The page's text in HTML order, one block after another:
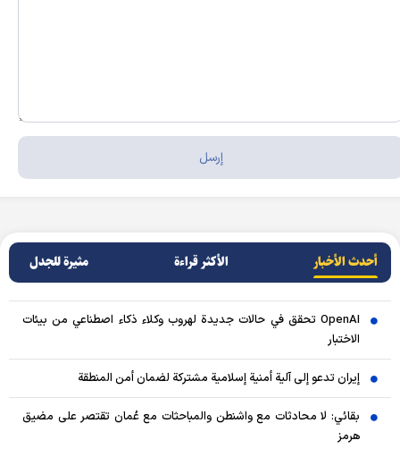
أحدث الأخبار الأکثر قراءة مثيرة للجدل
OpenAI تحقق في حالات جديدة لهروب وكلاء ذكاء اصطناعي من بيئات
الاختبار
إيران تدعو إلى آلية أمنية إسلامية مشتركة لضمان أمن المنطقة
بقائي: لا محادثات مع واشنطن والمباحثات مع عُمان تقتصر على مضيق
هرمز